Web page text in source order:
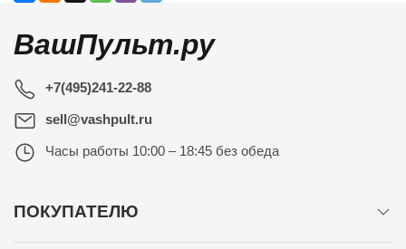
ВашПульт.ру
+7(495)241-22-88
sell@vashpult.ru
Часы работы 10:00 – 18:45 без обеда
ПОКУПАТЕЛЮ